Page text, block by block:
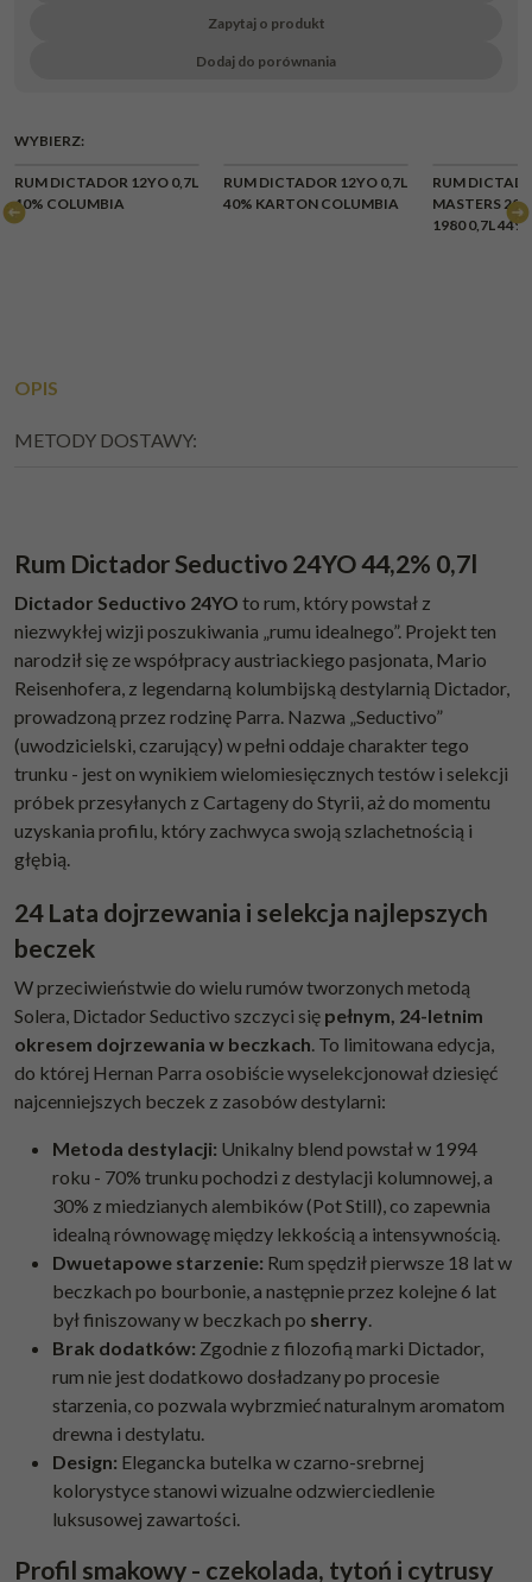
Zapytaj o produkt
Dodaj do porównania
WYBIERZ:
RUM DICTADOR 12YO 0,7L
40% COLUMBIA
BRAK
RUM DICTADOR 12YO 0,7L
40% KARTON COLUMBIA
RUM
MASTERS
1980 0,7L
OPIS
METODY DOSTAWY:
Rum Dictador Seductivo 24YO 44,2% 0,7l
Dictador Seductivo 24YO to rum, który powstał z
niezwykłej wizji poszukiwania „rumu idealnego”. Projekt ten
narodził się ze współpracy austriackiego pasjonata, Mario
Reisenhofera, z legendarną kolumbijską destylarnią Dictador,
prowadzoną przez rodzinę Parra. Nazwa „Seductivo”
(uwodzicielski, czarujący) w pełni oddaje charakter tego
trunku - jest on wynikiem wielomiesięcznych testów i selekcji
próbek przesyłanych z Cartageny do Styrii, aż do momentu
uzyskania profilu, który zachwyca swoją szlachetnością i
głębią.
24 Lata dojrzewania i selekcja najlepszych
beczek
W przeciwieństwie do wielu rumów tworzonych metodą
Solera, Dictador Seductivo szczyci się pełnym, 24-letnim
okresem dojrzewania w beczkach. To limitowana edycja,
do której Hernan Parra osobiście wyselekcjonował dziesięć
najcenniejszych beczek z zasobów destylarni:
Metoda destylacji: Unikalny blend powstał w 1994
roku - 70% trunku pochodzi z destylacji kolumnowej, a
30% z miedzianych alembików (Pot Still), co zapewnia
idealną równowagę między lekkością a intensywnością.
Dwuetapowe starzenie: Rum spędził pierwsze 18 lat w
beczkach po bourbonie, a następnie przez kolejne 6 lat
był finiszowany w beczkach po sherry.
Brak dodatków: Zgodnie z filozofią marki Dictador,
rum nie jest dodatkowo dosładzany po procesie
starzenia, co pozwala wybrzmieć naturalnym aromatom
drewna i destylatu.
Design: Elegancka butelka w czarno-srebrnej
kolorystyce stanowi wizualne odzwierciedlenie
luksusowej zawartości.
Profil smakowy - czekolada, tytoń i cytrusy